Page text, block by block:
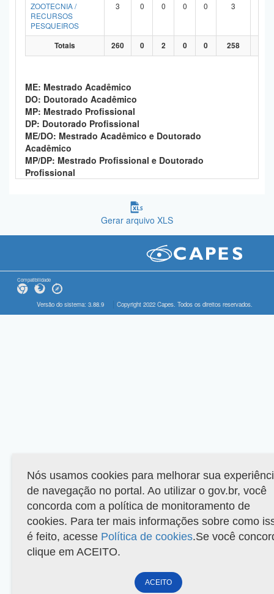
ZOOTECNIA /
RECURSOS
PESQUEIROS
3 0 0 0 0 3
Totais 260 0 2 0 0 258
ME: Mestrado Acadêmico
DO: Doutorado Acadêmico
MP: Mestrado Profissional
DP: Doutorado Profissional
ME/DO: Mestrado Acadêmico e Doutorado
Acadêmico
MP/DP: Mestrado Profissional e Doutorado
Profissional
Gerar arquivo XLS
Compatibilidade
Versão do sistema: 3.88.9 Copyright 2022 Capes. Todos os direitos reservados.
Nós usamos cookies para melhorar sua
de navegação no portal. Ao utilizar o gov.br, você
concorda com a política de monitoramento de
cookies. Para ter mais informações sobre como
é feito, acesse Política de cookies.Se você
clique em ACEITO.
ACEITO